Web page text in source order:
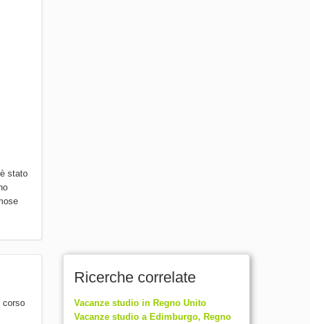
stato
corso
Ricerche correlate
Vacanze studio in Regno Unito
Vacanze studio a Edimburgo, Regno